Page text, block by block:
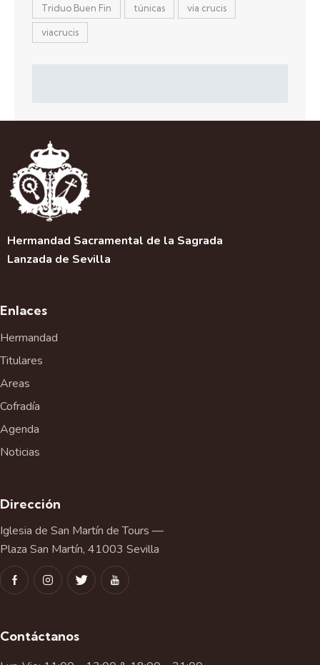
Triduo Buen Fin túnicas via crucis
viacrucis
Hermandad Sacramental de la Sagrada
Lanzada de Sevilla
Enlaces
Hermandad
Titulares
Areas
Cofradía
Agenda
Noticias
Dirección
Iglesia de San Martín de Tours —
Plaza San Martín, 41003 Sevilla
Contáctanos